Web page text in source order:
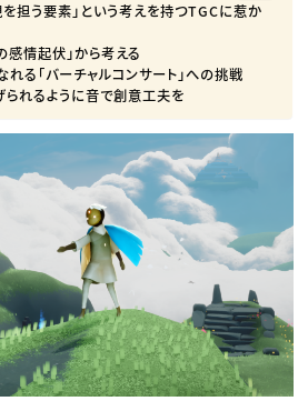
担う要素」という考えを持つTGCに惹か
感情起伏」から考える
る「バーチャルコンサート」への挑戦
れるように音で創意工夫を